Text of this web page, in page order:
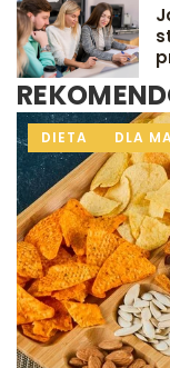
GRY I ZABAWY
DIETA DLA
INNE